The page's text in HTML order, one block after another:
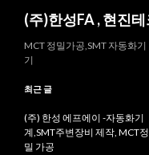
(주)한성FA , 현진
MCT 정밀가공,SMT 자동화기
기
최근 글
(주) 한성 에프에이 -자동화기
계,SMT주변장비 제작, MCT정
밀 가공